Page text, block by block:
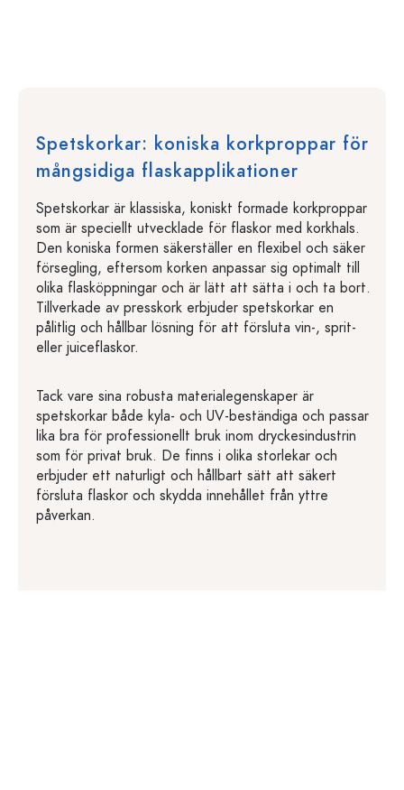
Spetskorkar: koniska korkproppar för
mångsidiga flaskapplikationer
Spetskorkar är klassiska, koniskt formade korkproppar
som är speciellt utvecklade för flaskor med korkhals.
Den koniska formen säkerställer en flexibel och säker
försegling, eftersom korken anpassar sig optimalt till
olika flasköppningar och är lätt att sätta i och ta bort.
Tillverkade av presskork erbjuder spetskorkar en
pålitlig och hållbar lösning för att försluta vin-, sprit-
eller juiceflaskor.
Tack vare sina robusta materialegenskaper är
spetskorkar både kyla- och UV-beständiga och passar
lika bra för professionellt bruk inom dryckesindustrin
som för privat bruk. De finns i olika storlekar och
erbjuder ett naturligt och hållbart sätt att säkert
försluta flaskor och skydda innehållet från yttre
påverkan.